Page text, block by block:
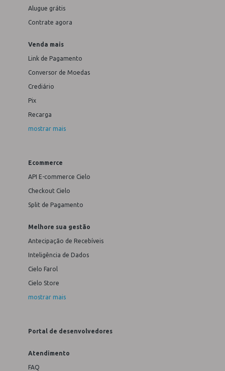
Alugue grátis
Contrate agora
Venda mais
Link de Pagamento
Conversor de Moedas
Crediário
Pix
Recarga
mostrar mais
Ecommerce
API E-commerce Cielo
Checkout Cielo
Split de Pagamento
Melhore sua gestão
Antecipação de Recebíveis
Inteligência de Dados
Cielo Farol
Cielo Store
mostrar mais
Portal de desenvolvedores
Atendimento
FAQ